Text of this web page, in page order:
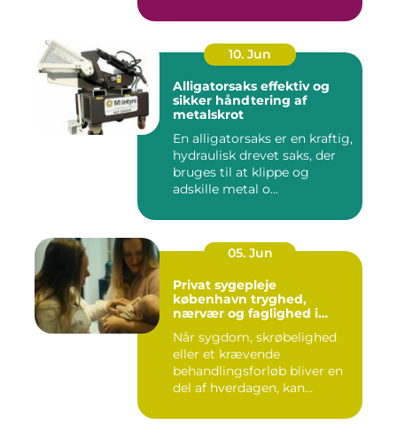
10. Jun
Alligatorsaks effektiv og
sikker håndtering af
metalskrot
En alligatorsaks er en kraftig,
hydraulisk drevet saks, der
bruges til at klippe og
adskille metal o...
05. Jun
Privat sygepleje
københavn tryghed,
nærvær og faglighed i
Når sygdom, skrøbelighed
eller et krævende
behandlingsforløb bliver en
del af hverdagen, kan